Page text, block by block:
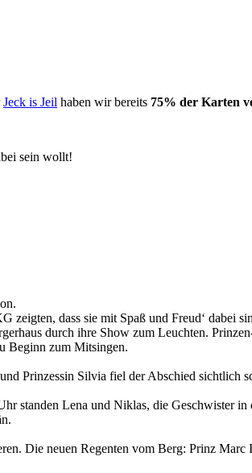
Jeck is Jeil haben wir bereits 75% der Karten
sein wollt!
zeigten, dass sie mit Spaß und Freud‘ dabei
durch ihre Show zum Leuchten.
Beginn zum Mitsingen.
Prinzessin Silvia fiel der Abschied sichtlich
standen Lena und Niklas, die Geschwister
Die neuen Regenten vom Berg: Prinz Marc